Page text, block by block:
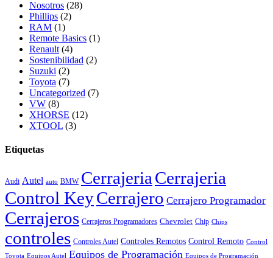
Nosotros (28)
Phillips (2)
RAM (1)
Remote Basics (1)
Renault (4)
Sostenibilidad (2)
Suzuki (2)
Toyota (7)
Uncategorized (7)
VW (8)
XHORSE (12)
XTOOL (3)
Etiquetas
Audi Autel auto BMW Cerrajeria Cerrajeria
Control KeyCerrajero Cerrajero Programador
Cerrajeros Cerrajeros Programadores Chevrolet Chip Chips
controles Controles Autel Controles Remotos Control Remoto Control
Toyota Equipos Autel Equipos de Programación Equipos de Programación